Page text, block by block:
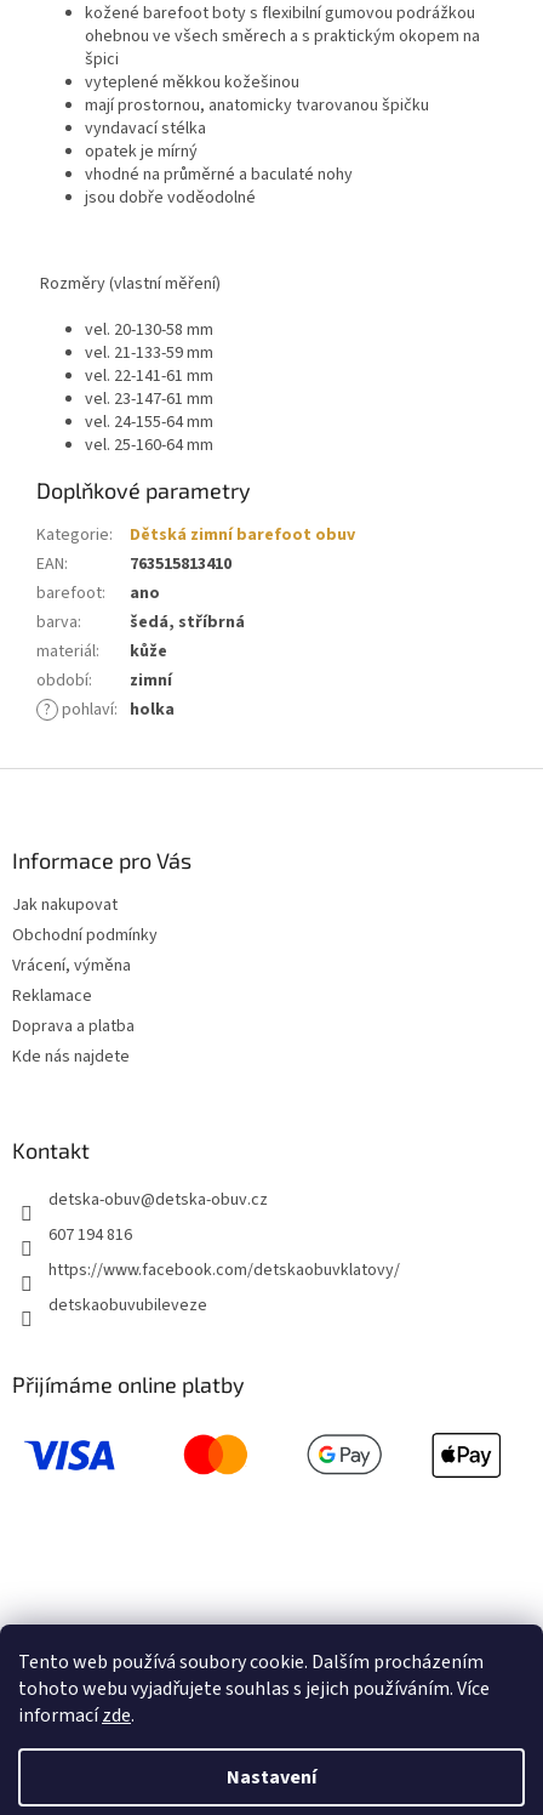
Tento web používá soubory cookie. Dalším procházením
tohoto webu vyjadřujete souhlas s jejich používáním. Více
informacízde.
Nastavení
kožené barefoot boty s flexibilní gumovou podrážkou
ohebnou ve všech směrech a s praktickým okopem na
špici
vyteplené měkkou kožešinou
mají prostornou, anatomicky tvarovanou špičku
vyndavací stélka
opatek je mírný
vhodné na průměrné a baculaté nohy
jsou dobře voděodolné
Rozměry (vlastní měření)
vel. 20-130-58 mm
vel. 21-133-59 mm
vel. 22-141-61 mm
vel. 23-147-61 mm
vel. 24-155-64 mm
vel. 25-160-64 mm
Doplňkové parametry
Kategorie:
Dětská zimní barefoot obuv
EAN:
763515813410
barefoot:
ano
barva:
šedá, stříbrná
materiál:
kůže
období:
zimní
? pohlaví: holka
Informace pro Vás
Jak nakupovat
Obchodní podmínky
Vrácení, výměna
Reklamace
Doprava a platba
Kde nás najdete
Kontakt
detska-obuv@detska-obuv.cz
607 194 816
https://www.facebook.com/detskaobuvklatovy/
detskaobuvubileveze
Přijímáme online platby